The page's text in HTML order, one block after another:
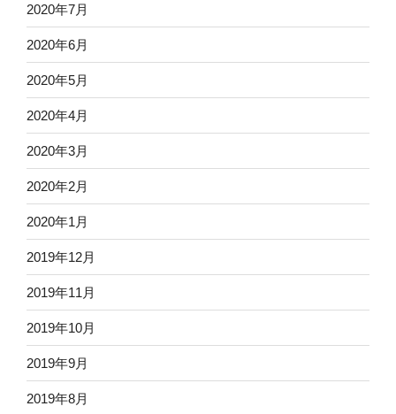
2020年7月
2020年6月
2020年5月
2020年4月
2020年3月
2020年2月
2020年1月
2019年12月
2019年11月
2019年10月
2019年9月
2019年8月